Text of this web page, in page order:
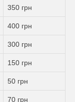
350 грн
400 грн
300 грн
150 грн
50 грн
70 грн